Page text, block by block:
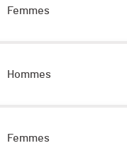
Femmes
Hommes
Femmes